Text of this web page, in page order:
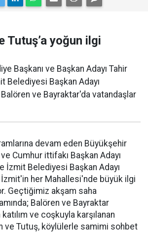
Tutuş’a yoğun ilgi
Başkanı ve Başkan Adayı Tahir
Belediyesi Başkan Adayı
ve Bayraktar'da vatandaşlar
devam eden Büyükşehir
Cumhur ittifakı Başkan Adayı
İzmit Belediyesi Başkan Adayı
her Mahallesi'nde büyük ilgi
Geçtiğimiz akşam saha
Balören ve Bayraktar
ve coşkuyla karşılanan
ve Tutuş, köylülerle samimi sohbet